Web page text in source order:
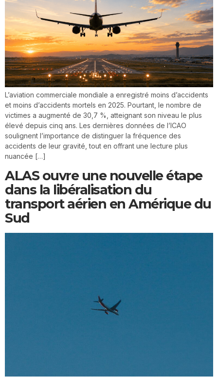
L’aviation commerciale mondiale a enregistré moins d’accidents
et moins d’accidents mortels en 2025. Pourtant, le nombre de
victimes a augmenté de 30,7 %, atteignant son niveau le plus
élevé depuis cinq ans. Les dernières données de l’ICAO
soulignent l’importance de distinguer la fréquence des
accidents de leur gravité, tout en offrant une lecture plus
nuancée […]
ALAS ouvre une nouvelle étape
dans la libéralisation du
transport aérien en Amérique du
Sud